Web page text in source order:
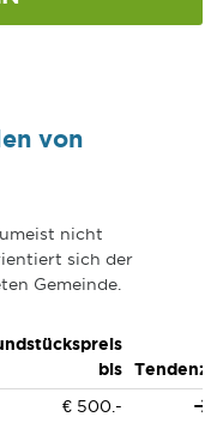
von
nicht
sich der
Gemeinde.
bis
Tendenz
€ 500.-